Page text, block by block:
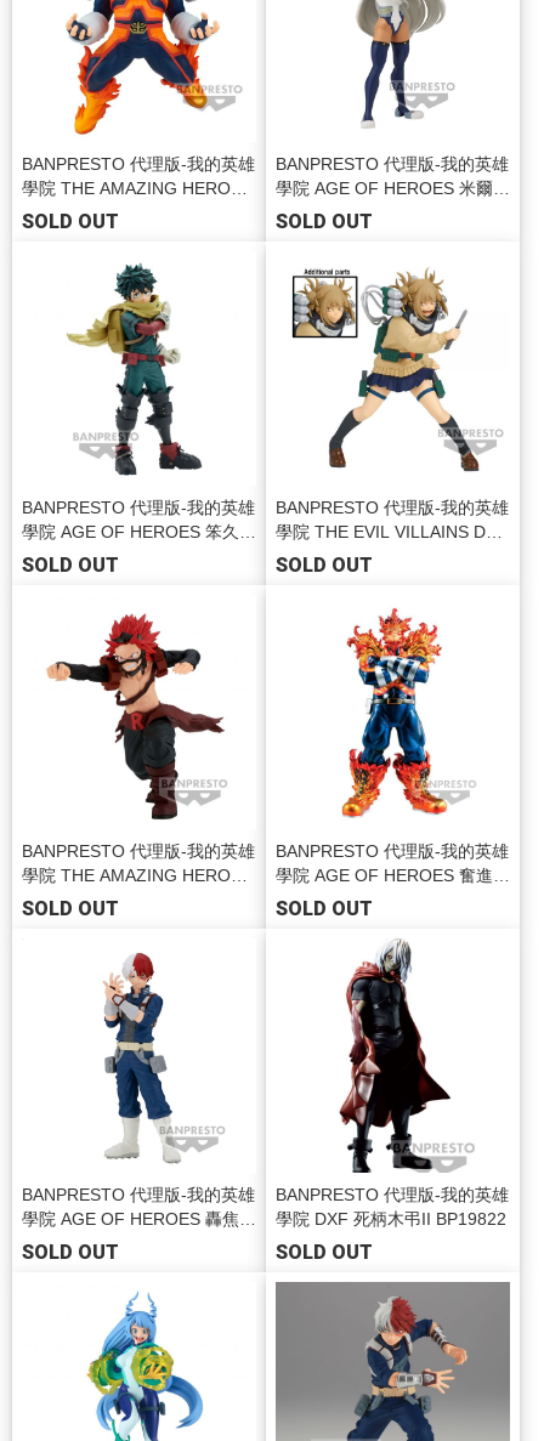
BANPRESTO 代理版-我的英雄
學院 THE AMAZING HEROES
-PLUS-vol.3 奮進人 BP88690
SOLD OUT
BANPRESTO 代理版-我的英雄
學院 AGE OF HEROES 米爾科
BP88592
SOLD OUT
BANPRESTO 代理版-我的英雄
學院 AGE OF HEROES 笨久III
BP88496
SOLD OUT
BANPRESTO 代理版-我的英雄
學院 THE EVIL VILLAINS DX
渡我被身子 BP88394
SOLD OUT
BANPRESTO 代理版-我的英雄
學院 THE AMAZING HEROES
vol.35 切島銳兒郎 BP88391
SOLD OUT
BANPRESTO 代理版-我的英雄
學院 AGE OF HEROES 奮進人
Special BP88306
SOLD OUT
BANPRESTO 代理版-我的英雄
學院 AGE OF HEROES 轟焦凍
II BP88286
SOLD OUT
BANPRESTO 代理版-我的英雄
學院 DXF 死柄木弔II BP19822
SOLD OUT